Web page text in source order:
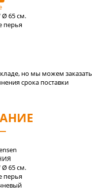
Ø 65 см.
перья
но мы можем заказать
срока поставки
Ø 65 см.
перья